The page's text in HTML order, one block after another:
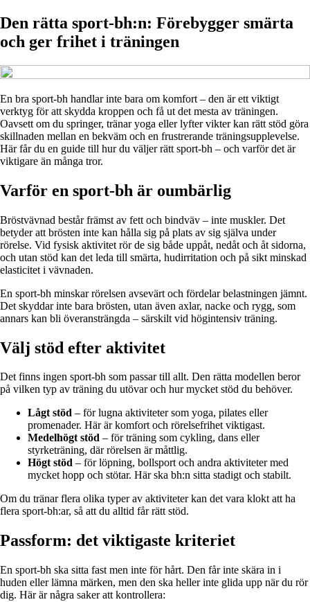
Den rätta sport-bh:n: Förebygger smärta
och ger frihet i träningen
En bra sport-bh handlar inte bara om komfort – den är ett viktigt
verktyg för att skydda kroppen och få ut det mesta av träningen.
Oavsett om du springer, tränar yoga eller lyfter vikter kan rätt stöd göra
skillnaden mellan en bekväm och en frustrerande träningsupplevelse.
Här får du en guide till hur du väljer rätt sport-bh – och varför det är
viktigare än många tror.
Varför en sport-bh är oumbärlig
Bröstvävnad består främst av fett och bindväv – inte muskler. Det
betyder att brösten inte kan hålla sig på plats av sig själva under
rörelse. Vid fysisk aktivitet rör de sig både uppåt, nedåt och åt sidorna,
och utan stöd kan det leda till smärta, hudirritation och på sikt minskad
elasticitet i vävnaden.
En sport-bh minskar rörelsen avsevärt och fördelar belastningen jämnt.
Det skyddar inte bara brösten, utan även axlar, nacke och rygg, som
annars kan bli överansträngda – särskilt vid högintensiv träning.
Välj stöd efter aktivitet
Det finns ingen sport-bh som passar till allt. Den rätta modellen beror
på vilken typ av träning du utövar och hur mycket stöd du behöver.
Lågt stöd – för lugna aktiviteter som yoga, pilates eller
promenader. Här är komfort och rörelsefrihet viktigast.
Medelhögt stöd – för träning som cykling, dans eller
styrketräning, där rörelsen är måttlig.
Högt stöd – för löpning, bollsport och andra aktiviteter med
mycket hopp och stötar. Här ska bh:n sitta stadigt och stabilt.
Om du tränar flera olika typer av aktiviteter kan det vara klokt att ha
flera sport-bh:ar, så att du alltid får rätt stöd.
Passform: det viktigaste kriteriet
En sport-bh ska sitta fast men inte för hårt. Den får inte skära in i
huden eller lämna märken, men den ska heller inte glida upp när du rör
dig. Här är några saker att kontrollera: